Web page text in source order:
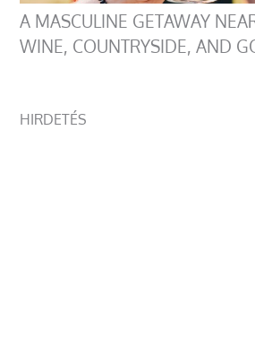
A MASCULINE GETAWAY
WINE, COUNTRYSIDE, AND
HIRDETÉS